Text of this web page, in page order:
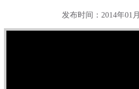
发布时间：2014年01